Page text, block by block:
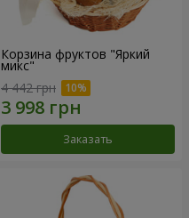
Корзина фруктов "Яркий
микс"
4 442 грн
Заказать